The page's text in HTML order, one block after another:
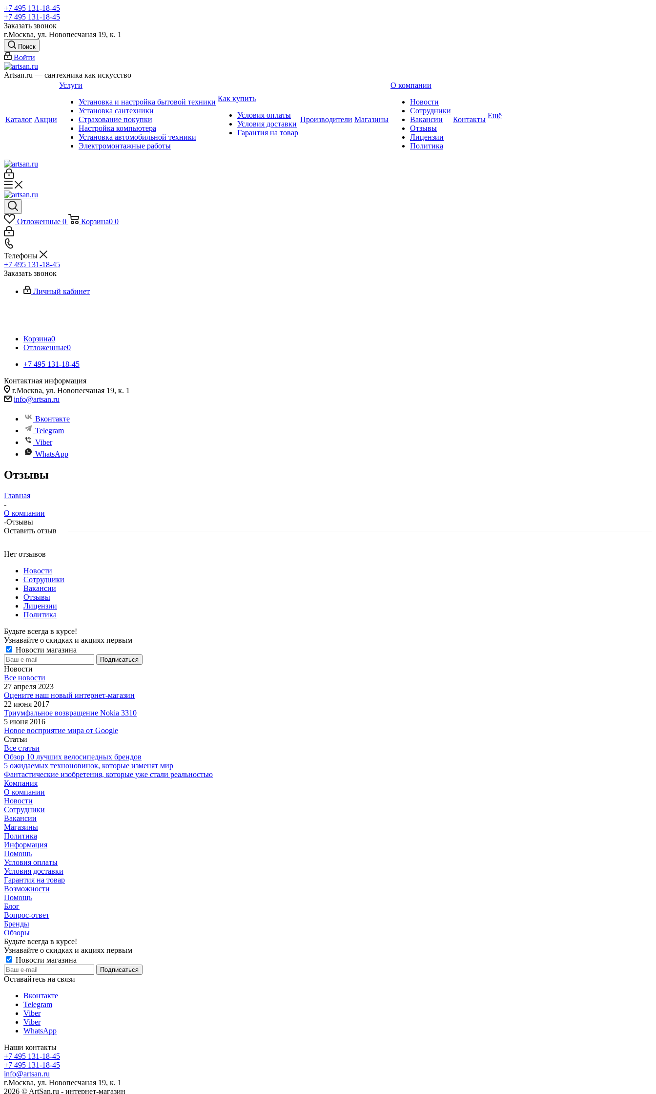
+7 495 131-18-45
+7 495 131-18-45
Заказать звонок
г.Москва, ул. Новопесчаная 19, к. 1
Поиск
Войти
Artsan.ru — сантехника как искусство
Каталог Акции
Услуги
Установка и настройка бытовой техники
Установка сантехники
Страхование покупки
Настройка компьютера
Установка автомобильной техники
Электромонтажные работы
Как купить
Условия оплаты
Условия доставки
Гарантия на товар
Производители Магазины
О компании
Новости
Сотрудники
Вакансии
Отзывы
Лицензии
Политика
Контакты Ещё
Отложенные 0 Корзина0 0
Телефоны
+7 495 131-18-45
Заказать звонок
Личный кабинет
Корзина0
Отложенные0
+7 495 131-18-45
Контактная информация
г.Москва, ул. Новопесчаная 19, к. 1
info@artsan.ru
Вконтакте
Telegram
Viber
WhatsApp
Отзывы
Главная
-
О компании
-Отзывы
Оставить отзыв
Нет отзывов
Новости
Сотрудники
Вакансии
Отзывы
Лицензии
Политика
Будьте всегда в курсе!
Узнавайте о скидках и акциях первым
Новости магазина
Новости
Все новости
27 апреля 2023
Оцените наш новый интернет-магазин
22 июня 2017
Триумфальное возвращение Nokia 3310
5 июня 2016
Новое восприятие мира от Google
Статьи
Все статьи
Обзор 10 лучших велосипедных брендов
5 ожидаемых техноновинок, которые изменят мир
Фантастические изобретения, которые уже стали реальностью
Компания
О компании
Новости
Сотрудники
Вакансии
Магазины
Политика
Информация
Помощь
Условия оплаты
Условия доставки
Гарантия на товар
Возможности
Помощь
Блог
Вопрос-ответ
Бренды
Обзоры
Будьте всегда в курсе!
Узнавайте о скидках и акциях первым
Новости магазина
Оставайтесь на связи
Вконтакте
Telegram
Viber
Viber
WhatsApp
Наши контакты
+7 495 131-18-45
+7 495 131-18-45
info@artsan.ru
г.Москва, ул. Новопесчаная 19, к. 1
2026 © ArtSan.ru - интернет-магазин